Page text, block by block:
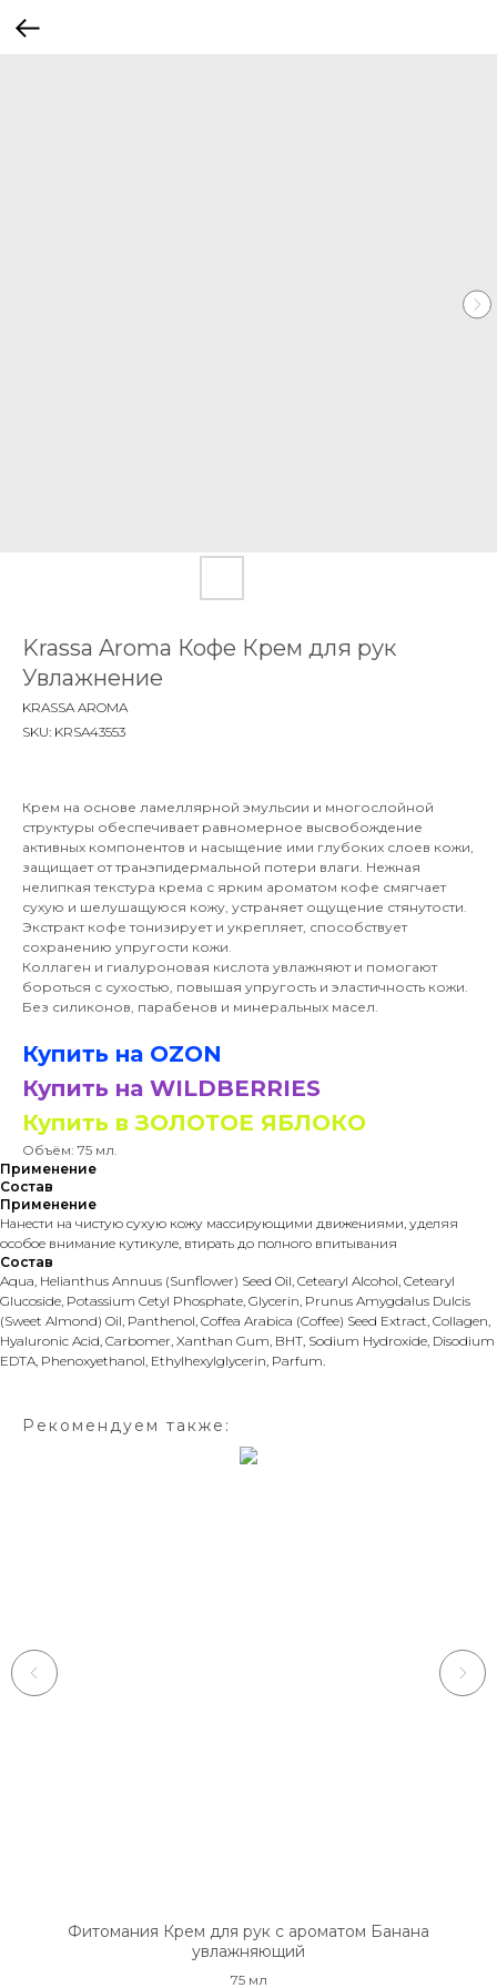
Krassa Aroma Кофе Крем для рук
Увлажнение
KRASSA AROMA
SKU: KRSA43553
Крем на основе ламеллярной эмульсии и многослойной
структуры обеспечивает равномерное высвобождение
активных компонентов и насыщение ими глубоких слоев кожи,
защищает от транэпидермальной потери влаги. Нежная
нелипкая текстура крема с ярким ароматом кофе смягчает
сухую и шелушащуюся кожу, устраняет ощущение стянутости.
Экстракт кофе тонизирует и укрепляет, способствует
сохранению упругости кожи.
Коллаген и гиалуроновая кислота увлажняют и помогают
бороться с сухостью, повышая упругость и эластичность кожи.
Без силиконов, парабенов и минеральных масел.
Купить на OZON
Купить на WILDBERRIES
Купить в ЗОЛОТОЕ ЯБЛОКО
Объём: 75 мл.
Применение
Состав
Применение
Нанести на чистую сухую кожу массирующими движениями, уделяя
особое внимание кутикуле, втирать до полного впитывания
Состав
Aqua, Helianthus Annuus (Sunflower) Seed Oil, Cetearyl Alcohol, Cetearyl
Glucoside, Potassium Cetyl Phosphate, Glycerin, Prunus Amygdalus Dulcis
(Sweet Almond) Oil, Panthenol, Coffea Arabica (Coffee) Seed Extract, Collagen,
Hyaluronic Acid, Carbomer, Xanthan Gum, BHT, Sodium Hydroxide, Disodium
EDTA, Phenoxyethanol, Ethylhexylglycerin, Parfum.
Рекомендуем также:
Фитомания Крем для рук с ароматом Банана
увлажняющий
75 мл